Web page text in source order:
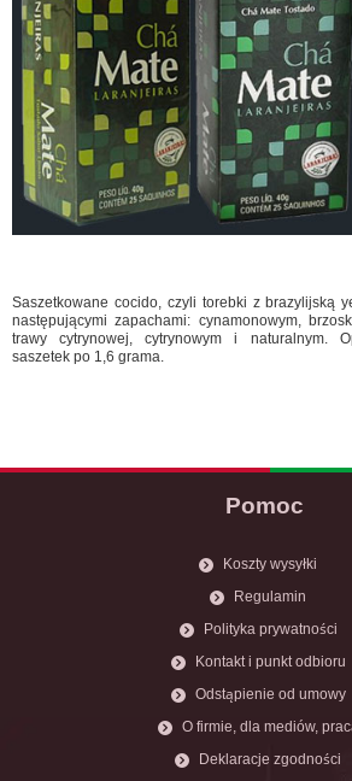
Saszetkowane cocido, czyli torebki z brazylijską
następującymi zapachami: cynamonowym,
trawy cytrynowej, cytrynowym i naturalnym.
saszetek po 1,6 grama.
Pomoc
Koszty wysyłki
Regulamin
Polityka prywatności
Kontakt i punkt odbioru
Odstąpienie od umowy
O firmie, dla mediów,
Deklaracje zgodności